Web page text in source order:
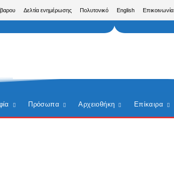
Δελτία ενημέρωσης Πολυτονικό English Επικοινωνία
Πρόσωπα Αρχειοθήκη Επίκαιρα